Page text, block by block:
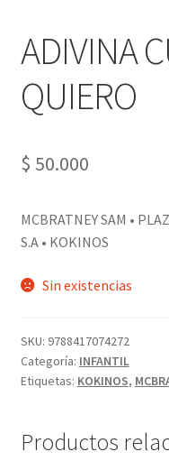
ADIVINA
QUIERO
$ 50.000
MCBRATNEY SAM •
S.A • KOKINOS
Sin existencias
SKU: 9788417074272
Categoría: INFANTIL
Etiquetas: KOKINOS,
Productos